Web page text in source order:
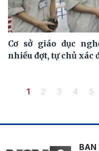
Cơ sở giáo dục
nhiều đợt, tự chủ xác
Pagination
Trang hiện thời
1 Trang
2 Trang
3 Trang
4 5
BAN